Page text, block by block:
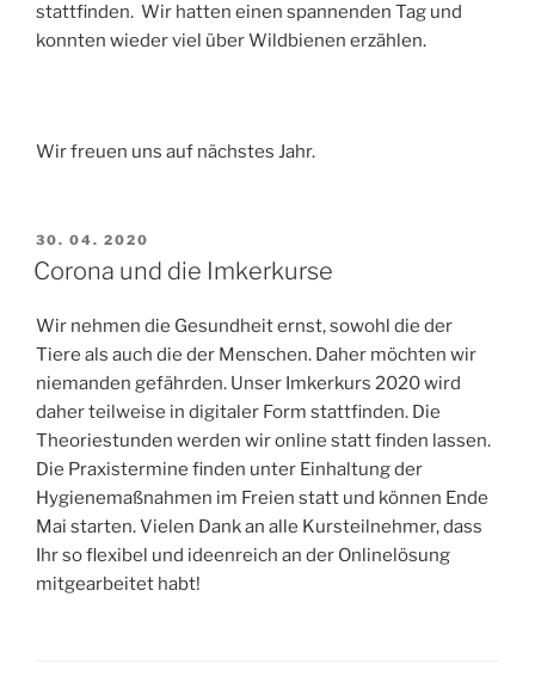
stattfinden. Wir hatten einen spannenden Tag und
konnten wieder viel über Wildbienen erzählen.
Wir freuen uns auf nächstes Jahr.
VERÖFFENTLICHT
AM
30. 04. 2020
Corona und die Imkerkurse
Wir nehmen die Gesundheit ernst, sowohl die der
Tiere als auch die der Menschen. Daher möchten wir
niemanden gefährden. Unser Imkerkurs 2020 wird
daher teilweise in digitaler Form stattfinden. Die
Theoriestunden werden wir online statt finden lassen.
Die Praxistermine finden unter Einhaltung der
Hygienemaßnahmen im Freien statt und können Ende
Mai starten. Vielen Dank an alle Kursteilnehmer, dass
Ihr so flexibel und ideenreich an der Onlinelösung
mitgearbeitet habt!